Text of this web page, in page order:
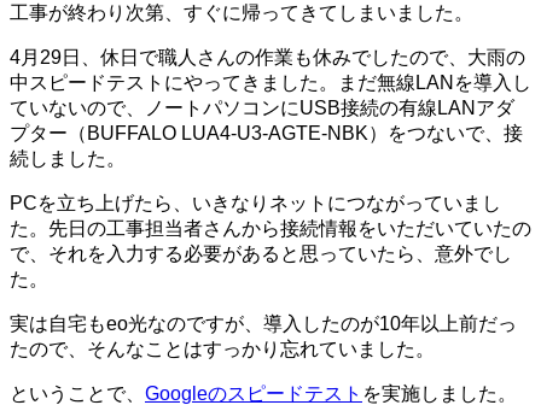
工事が終わり次第、すぐに帰ってきてしまいました。
4月29日、休日で職人さんの作業も休みでしたので、大雨の
中スピードテストにやってきました。まだ無線LANを導入し
ていないので、ノートパソコンにUSB接続の有線LANアダ
プター（BUFFALO LUA4-U3-AGTE-NBK）をつないで、接
続しました。
PCを立ち上げたら、いきなりネットにつながっていまし
た。先日の工事担当者さんから接続情報をいただいていたの
で、それを入力する必要があると思っていたら、意外でし
た。
実は自宅もeo光なのですが、導入したのが10年以上前だっ
たので、そんなことはすっかり忘れていました。
ということで、 Googleのスピードテスト を実施しました。